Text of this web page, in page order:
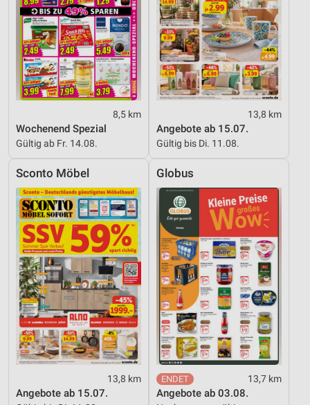
8,5 km
Wochenend Spezial
Gültig ab Fr. 14.08.
13,8 km
Angebote ab 15.07.
Gültig bis Di. 11.08.
Sconto Möbel
13,8 km
Angebote ab 15.07.
Globus
13,7 km
Angebote ab 03.08.